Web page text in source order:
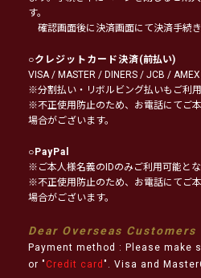
す。
確認画面後に決済画面にて決済手続き
○クレジットカード決済(前払い)
VISA / MASTER / DINERS / JCB / AMEX
※分割払い・リボルビング払いもご利用
※不正使用防止のため、お電話にてご
場合がございます。
○PayPal
※ご本人様名義のIDのみご利用可能とな
※不正使用防止のため、お電話にてご
場合がございます。
Dear Overseas Customers
Payment method : Please make
or " Credit card ". Visa and